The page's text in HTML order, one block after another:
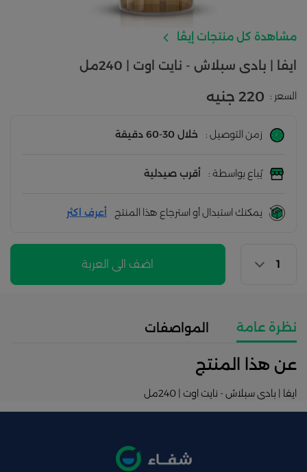
مشاهدة كل منتجات إيڤا
ايفا | بادى سبلاش - نايت اوت | 240مل
السعر : 220 جنيه
زمن التوصيل : خلال 30-60 دقيقة
يُباع بواسطة : أقرب صيدلية
يمكنك استبدال أو استرجاع هذا المنتج أعرف اكثر
اضف الى العربة
نظرة عامة المواصفات
عن هذا المنتج
ايفا | بادى سبلاش - نايت اوت | 240مل